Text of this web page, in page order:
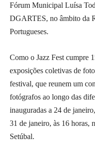
Fórum Municipal Luísa
DGARTES, no âmbito da
Portugueses.
Como o Jazz Fest cumpre
exposições coletivas de
festival, que reunem um
fotógrafos ao longo das
inauguradas a 24 de
31 de janeiro, às 16 horas,
Setúbal.